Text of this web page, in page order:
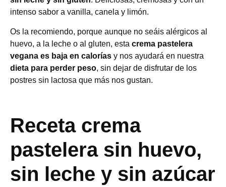
intenso sabor a vanilla, canela y limón.
Os la recomiendo, porque aunque no seáis alérgicos al
huevo, a la leche o al gluten, esta crema pastelera
vegana es baja en calorías y nos ayudará en nuestra
dieta para perder peso, sin dejar de disfrutar de los
postres sin lactosa que más nos gustan.
Receta crema
pastelera sin huevo,
sin leche y sin azúcar